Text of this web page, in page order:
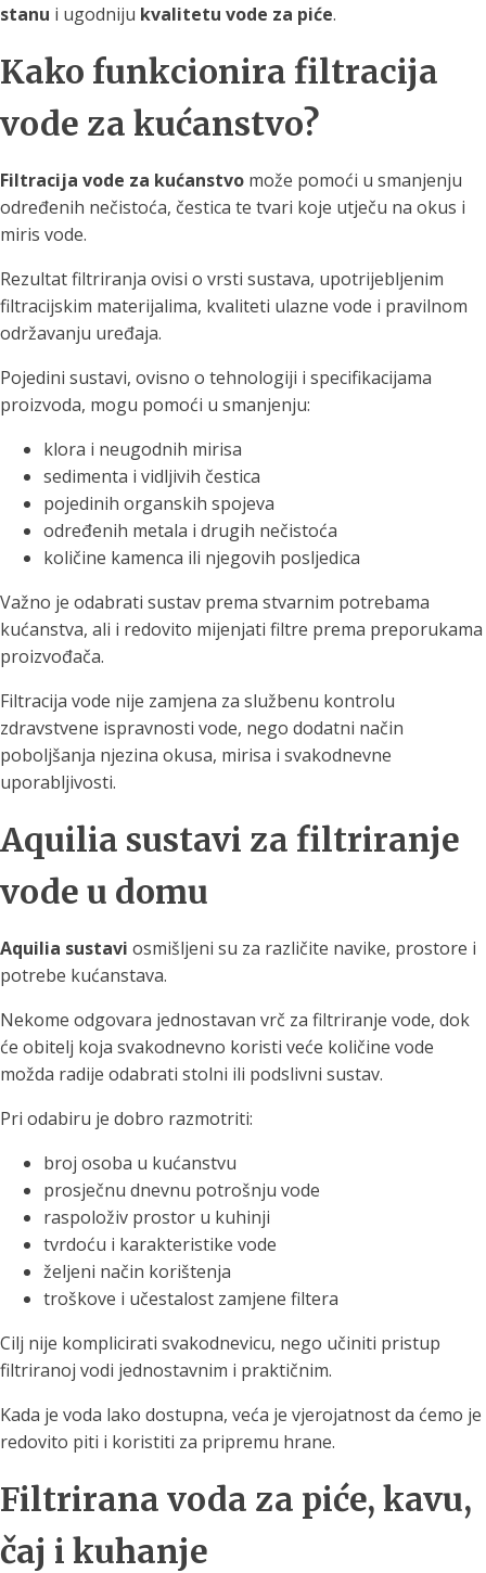
stanu i ugodniju kvalitetu vode za piće.
Kako funkcionira filtracija
vode za kućanstvo?
Filtracija vode za kućanstvo može pomoći u smanjenju
određenih nečistoća, čestica te tvari koje utječu na okus i
miris vode.
Rezultat filtriranja ovisi o vrsti sustava, upotrijebljenim
filtracijskim materijalima, kvaliteti ulazne vode i pravilnom
održavanju uređaja.
Pojedini sustavi, ovisno o tehnologiji i specifikacijama
proizvoda, mogu pomoći u smanjenju:
klora i neugodnih mirisa
sedimenta i vidljivih čestica
pojedinih organskih spojeva
određenih metala i drugih nečistoća
količine kamenca ili njegovih posljedica
Važno je odabrati sustav prema stvarnim potrebama
kućanstva, ali i redovito mijenjati filtre prema preporukama
proizvođača.
Filtracija vode nije zamjena za službenu kontrolu
zdravstvene ispravnosti vode, nego dodatni način
poboljšanja njezina okusa, mirisa i svakodnevne
uporabljivosti.
Aquilia sustavi za filtriranje
vode u domu
Aquilia sustavi osmišljeni su za različite navike, prostore i
potrebe kućanstava.
Nekome odgovara jednostavan vrč za filtriranje vode, dok
će obitelj koja svakodnevno koristi veće količine vode
možda radije odabrati stolni ili podslivni sustav.
Pri odabiru je dobro razmotriti:
broj osoba u kućanstvu
prosječnu dnevnu potrošnju vode
raspoloživ prostor u kuhinji
tvrdoću i karakteristike vode
željeni način korištenja
troškove i učestalost zamjene filtera
Cilj nije komplicirati svakodnevicu, nego učiniti pristup
filtriranoj vodi jednostavnim i praktičnim.
Kada je voda lako dostupna, veća je vjerojatnost da ćemo je
redovito piti i koristiti za pripremu hrane.
Filtrirana voda za piće, kavu,
čaj i kuhanje